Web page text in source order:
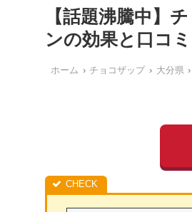
【話題沸騰中】
ンの効果と口コミ
ホーム チョコザップ 大分県